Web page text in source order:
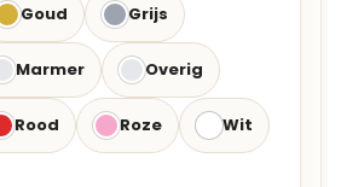
Goud Grijs
Marmer Overig
Rood Roze Wit